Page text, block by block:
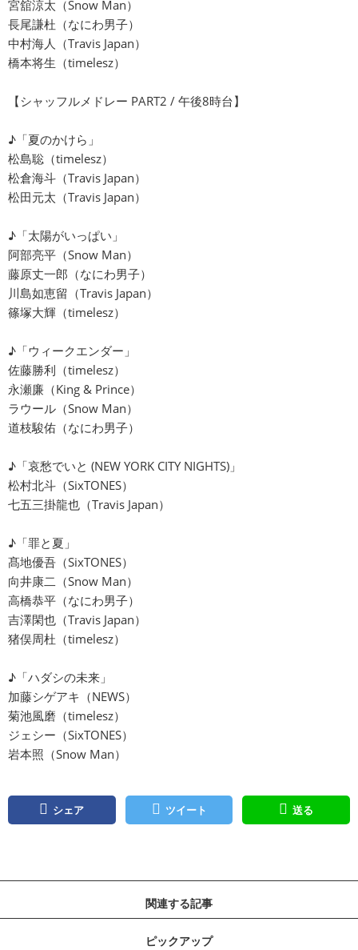
宮舘涼太（Snow Man）
長尾謙杜（なにわ男子）
中村海人（Travis Japan）
橋本将生（timelesz）
【シャッフルメドレー PART2 / 午後8時台】
♪「夏のかけら」
松島聡（timelesz）
松倉海斗（Travis Japan）
松田元太（Travis Japan）
♪「太陽がいっぱい」
阿部亮平（Snow Man）
藤原丈一郎（なにわ男子）
川島如恵留（Travis Japan）
篠塚大輝（timelesz）
♪「ウィークエンダー」
佐藤勝利（timelesz）
永瀬廉（King & Prince）
ラウール（Snow Man）
道枝駿佑（なにわ男子）
♪「哀愁でいと (NEW YORK CITY NIGHTS)」
松村北斗（SixTONES）
七五三掛龍也（Travis Japan）
♪「罪と夏」
髙地優吾（SixTONES）
向井康二（Snow Man）
高橋恭平（なにわ男子）
吉澤閑也（Travis Japan）
猪俣周杜（timelesz）
♪「ハダシの未来」
加藤シゲアキ（NEWS）
菊池風磨（timelesz）
ジェシー（SixTONES）
岩本照（Snow Man）
シェア ツイート 送る
関連する記事
ピックアップ